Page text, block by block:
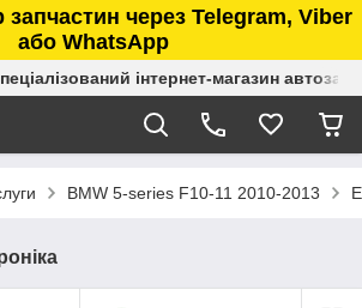
запчастин через Telegram, Viber
або WhatsApp
інтернет-магазин
BMW 5-series F10-11 2010-2013